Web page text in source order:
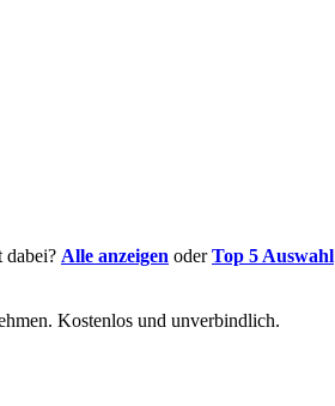
dabei? Alle anzeigen oderTop 5 Auswahl
Kostenlos und unverbindlich.